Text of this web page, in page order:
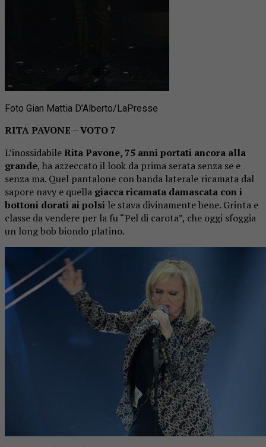
Foto Gian Mattia D’Alberto/LaPresse
RITA PAVONE – VOTO 7
L’inossidabile Rita Pavone, 75 anni portati ancora alla
grande, ha azzeccato il look da prima serata senza se e
senza ma. Quel pantalone con banda laterale ricamata dal
sapore navy e quella giacca ricamata damascata con i
bottoni dorati ai polsi le stava divinamente bene. Grinta e
classe da vendere per la fu “Pel di carota”, che oggi sfoggia
un long bob biondo platino.